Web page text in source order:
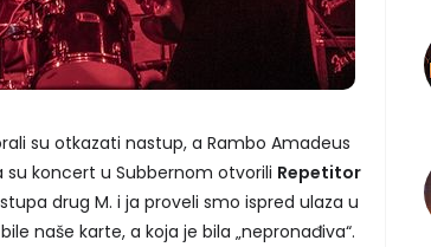
su otkazati nastup, a Rambo Amadeus
koncert u Subbernom otvorili Repetitor
drug M. i ja proveli smo ispred ulaza u
naše karte, a koja je bila „nepronađiva“.